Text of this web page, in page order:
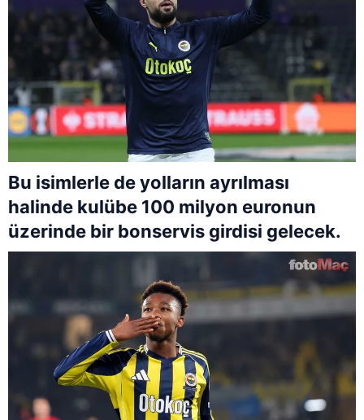
Bu isimlerle de yolların ayrılması
halinde kulübe 100 milyon euronun
üzerinde bir bonservis girdisi gelecek.